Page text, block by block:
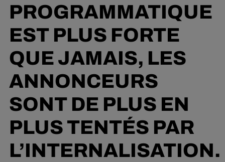
PROGRAMMATIQUE
EST PLUS FORTE
QUE JAMAIS, LES
ANNONCEURS
SONT DE PLUS EN
PLUS TENTÉS PAR
L’INTERNALISATION.